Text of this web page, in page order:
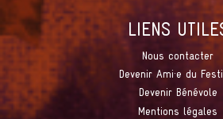
LIENS
Nous contacter
Devenir Ami·e du
Devenir Bénévole
Mentions légales